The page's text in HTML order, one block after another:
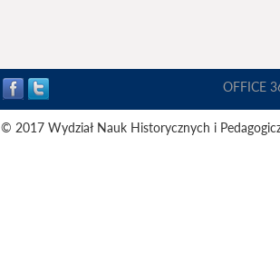
OFFICE
© 2017 Wydział Nauk Historycznych i